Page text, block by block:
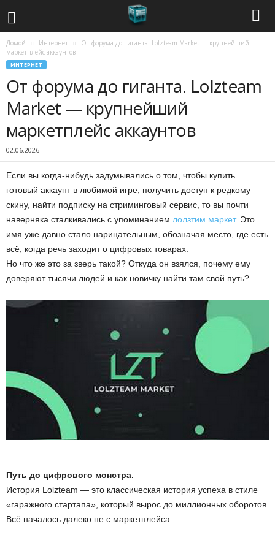
Домой Интернет
От форума до гиганта. Lolzteam Market — крупнейший
маркетплейс аккаунтов
ИНТЕРНЕТ
От форума до гиганта. Lolzteam
Market — крупнейший
маркетплейс аккаунтов
02.06.2026
Если вы когда-нибудь задумывались о том, чтобы купить
готовый аккаунт в любимой игре, получить доступ к редкому
скину, найти подписку на стриминговый сервис, то вы почти
наверняка сталкивались с упоминанием лолзтим маркет. Это
имя уже давно стало нарицательным, обозначая место, где есть
всё, когда речь заходит о цифровых товарах.
Но что же это за зверь такой? Откуда он взялся, почему ему
доверяют тысячи людей и как новичку найти там свой путь?
Путь до цифрового монстра.
История Lolzteam — это классическая история успеха в стиле
«гаражного стартапа», который вырос до миллионных оборотов.
Всё началось далеко не с маркетплейса.